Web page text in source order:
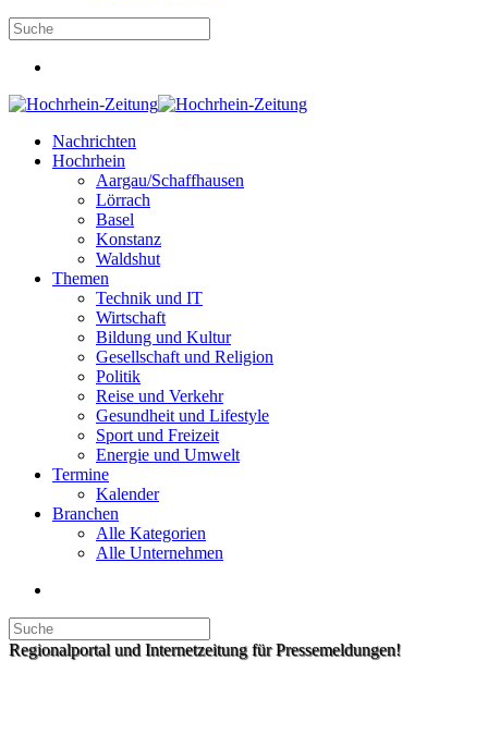
Nachrichten
Hochrhein
Aargau/Schaffhausen
Lörrach
Basel
Konstanz
Waldshut
Themen
Technik und IT
Wirtschaft
Bildung und Kultur
Gesellschaft und Religion
Politik
Reise und Verkehr
Gesundheit und Lifestyle
Sport und Freizeit
Energie und Umwelt
Termine
Kalender
Branchen
Alle Kategorien
Alle Unternehmen
Regionalportal und Internetzeitung für Pressemeldungen!